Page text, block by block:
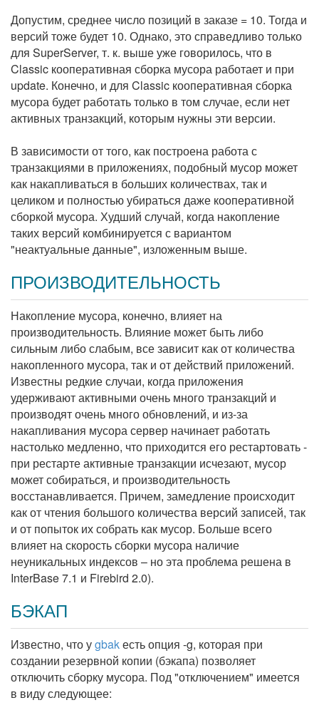
Допустим, среднее число позиций в заказе = 10. Тогда и
версий тоже будет 10. Однако, это справедливо только
для SuperServer, т. к. выше уже говорилось, что в
Classic кооперативная сборка мусора работает и при
update. Конечно, и для Classic кооперативная сборка
мусора будет работать только в том случае, если нет
активных транзакций, которым нужны эти версии.
В зависимости от того, как построена работа с
транзакциями в приложениях, подобный мусор может
как накапливаться в больших количествах, так и
целиком и полностью убираться даже кооперативной
сборкой мусора. Худший случай, когда накопление
таких версий комбинируется с вариантом
"неактуальные данные", изложенным выше.
ПРОИЗВОДИТЕЛЬНОСТЬ
Накопление мусора, конечно, влияет на
производительность. Влияние может быть либо
сильным либо слабым, все зависит как от количества
накопленного мусора, так и от действий приложений.
Известны редкие случаи, когда приложения
удерживают активными очень много транзакций и
производят очень много обновлений, и из-за
накапливания мусора сервер начинает работать
настолько медленно, что приходится его рестартовать -
при рестарте активные транзакции исчезают, мусор
может собираться, и производительность
восстанавливается. Причем, замедление происходит
как от чтения большого количества версий записей, так
и от попыток их собрать как мусор. Больше всего
влияет на скорость сборки мусора наличие
неуникальных индексов – но эта проблема решена в
InterBase 7.1 и Firebird 2.0).
БЭКАП
Известно, что уgbakесть опция -g, которая при
создании резервной копии (бэкапа) позволяет
отключить сборку мусора. Под "отключением" имеется
в виду следующее: